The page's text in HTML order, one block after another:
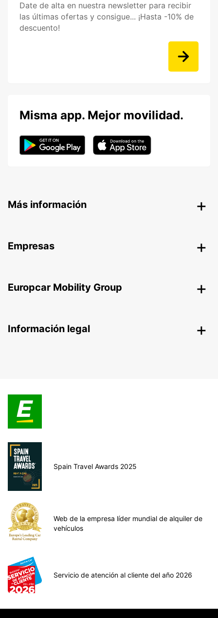
Date de alta en nuestra newsletter para recibir
las últimas ofertas y consigue... ¡Hasta -10% de
descuento!
Misma app. Mejor movilidad.
Más información
Empresas
Europcar Mobility Group
Información legal
Spain Travel Awards 2025
Web de la empresa líder mundial de alquiler de
vehículos
Servicio de atención al cliente del año 2026